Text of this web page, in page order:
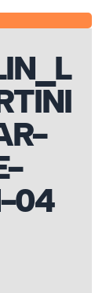
04